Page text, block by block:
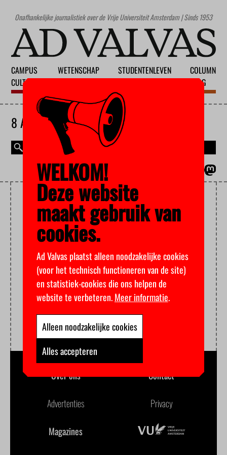
Onafhankelijke journalistiek over de Vrije Universiteit Amsterdam | Sinds 1953
CAMPUS
CULTUUR
WETENSCHAP
STUDENTENLEVEN
COLUMN
BLOG
8 AUGUSTUS 2026
HYBRID EDUCATION
Over ons Contact
Advertenties Privacy
Magazines
WELKOM!
Deze website
maakt gebruik van
cookies.
Ad Valvas plaatst alleen noodzakelijke cookies
(voor het technisch functioneren van de site)
en statistiek-cookies die ons helpen de
website te verbeteren.Meer informatie.
Alleen noodzakelijke cookies
Alles accepteren